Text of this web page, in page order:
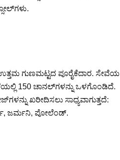
ಗುಣಮಟ್ಟದ ಪೂರೈಕೆದಾರ. ಸೇವೆಯ
150 ಚಾನಲ್‌ಗಳನ್ನು ಒಳಗೊಂಡಿದೆ.
ಖರೀದಿಸಲು ಸಾಧ್ಯವಾಗುತ್ತದೆ:
ಜರ್ಮನಿ, ಪೋಲೆಂಡ್.